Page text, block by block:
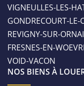
VIGNEULLES-LES-
GONDRECOURT-LE-
REVIGNY-SUR-
FRESNES-EN-
VOID-VACON
NOS BIENS À